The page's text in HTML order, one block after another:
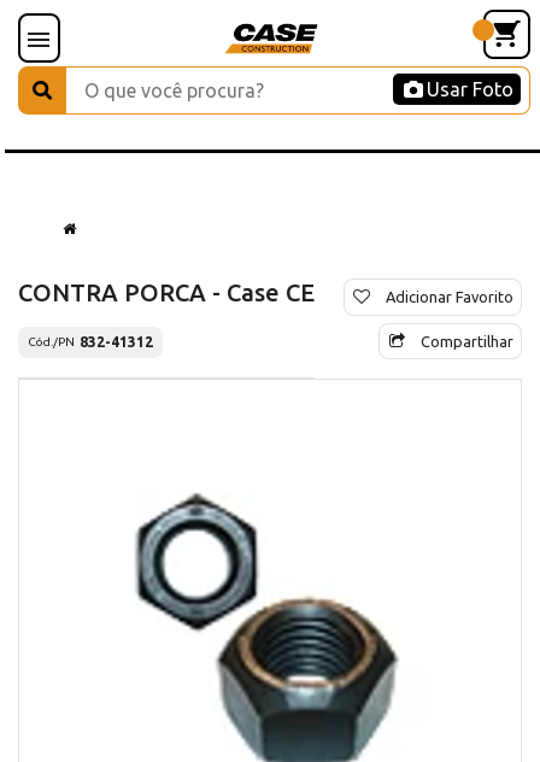
Usar Foto
CONTRA PORCA - Case CE
Cód./PN 832-41312
Adicionar Favorito
Compartilhar